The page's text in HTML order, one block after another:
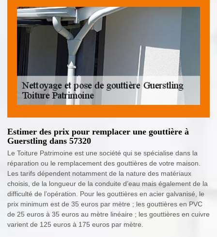
Estimer des prix pour remplacer une gouttière à
Guerstling dans 57320
Le Toiture Patrimoine est une société qui se spécialise dans la
réparation ou le remplacement des gouttières de votre maison.
Les tarifs dépendent notamment de la nature des matériaux
choisis, de la longueur de la conduite d’eau mais également de la
difficulté de l’opération. Pour les gouttières en acier galvanisé, le
prix minimum est de 35 euros par mètre ; les gouttières en PVC
de 25 euros à 35 euros au mètre linéaire ; les gouttières en cuivre
varient de 125 euros à 175 euros par mètre.